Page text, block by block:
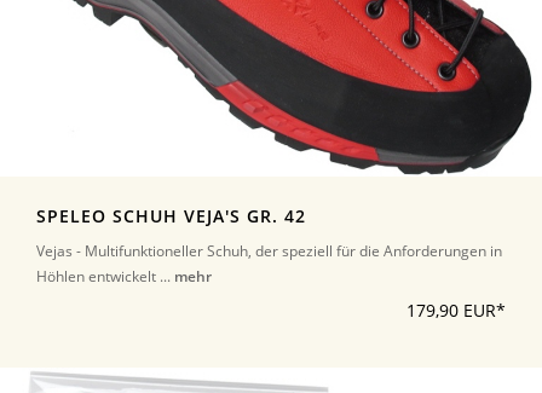
SPELEO SCHUH VEJA'S GR. 42
Vejas - Multifunktioneller Schuh, der speziell für die Anforderungen in
Höhlen entwickelt ... mehr
179,90 EUR*